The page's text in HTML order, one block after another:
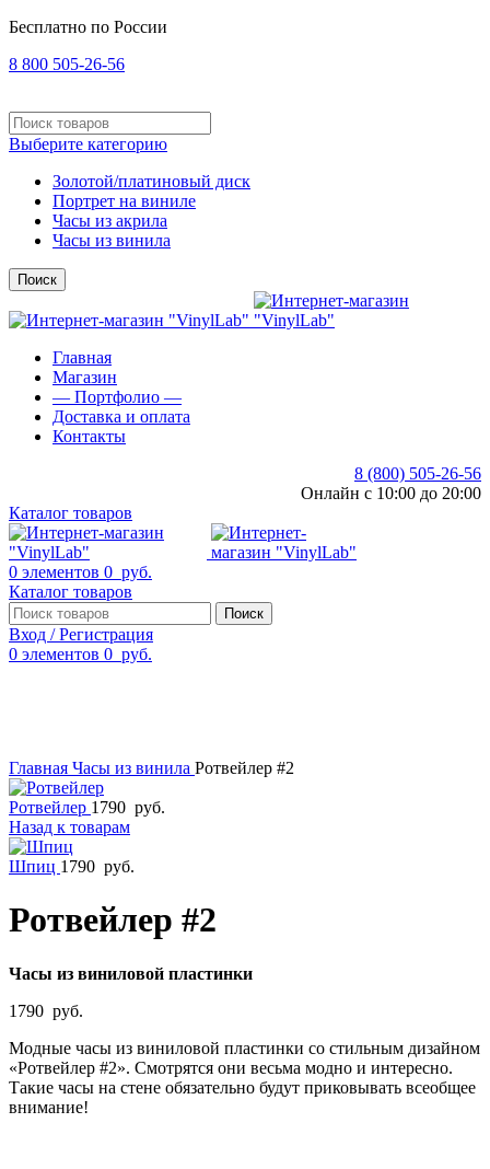
Бесплатно по России
8 800 505-26-56
Выберите категорию
Золотой/платиновый диск
Портрет на виниле
Часы из акрила
Часы из винила
Поиск
Главная
Магазин
— Портфолио —
Доставка и оплата
Контакты
8 (800) 505-26-56
Онлайн с 10:00 до 20:00
Каталог товаров
0 элементов 0 руб.
Каталог товаров
Поиск
Вход / Регистрация
0 элементов 0 руб.
Главная Часы из винила Ротвейлер #2
Ротвейлер 1790 руб.
Назад к товарам
Шпиц 1790 руб.
Ротвейлер #2
Часы из виниловой пластинки
1790 руб.
Модные часы из виниловой пластинки со стильным дизайном
«Ротвейлер #2». Смотрятся они весьма модно и интересно.
Такие часы на стене обязательно будут приковывать всеобщее
внимание!